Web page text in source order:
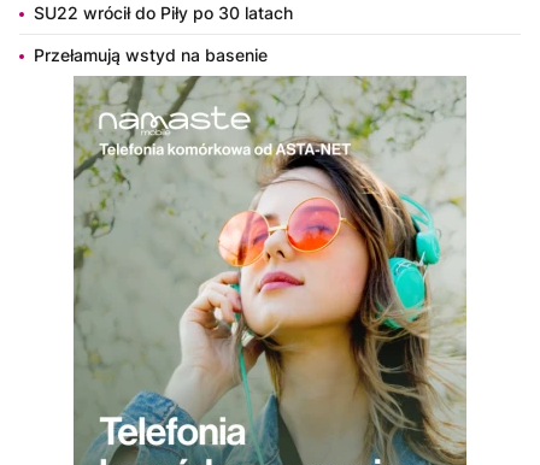
SU22 wrócił do Piły po 30 latach
Przełamują wstyd na basenie